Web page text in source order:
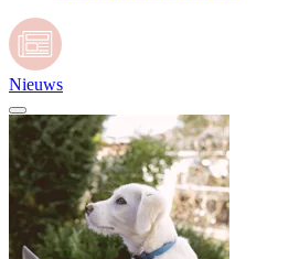
Nieuws